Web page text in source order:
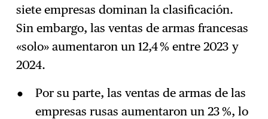
siete empresas dominan la clasificación.
Sin embargo, las ventas de armas francesas
«solo» aumentaron un 12,4 % entre 2023 y
2024.
Por su parte, las ventas de armas de las
empresas rusas aumentaron un 23 %, lo